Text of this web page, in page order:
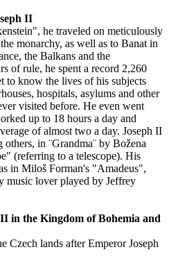
II
he traveled on meticulously
monarchy, as well as to Banat in
the Balkans and the
of rule, he spent a record 2,260
to know the lives of his subjects
hospitals, asylums and other
visited before. He even went
up to 18 hours a day and
of almost two a day. Joseph II
in ¨Grandma¨ by Božena
(referring to a telescope). His
in Miloš Forman's "Amadeus",
music lover played by Jeffrey
in the Kingdom of Bohemia and
Czech lands after Emperor Joseph